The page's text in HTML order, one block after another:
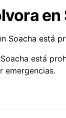
está
emergencias.